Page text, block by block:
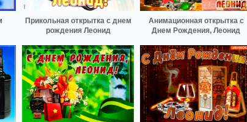
Прикольная открытка с днем
рождения Леонид
Анимационная открытка с
Днем Рождения, Леонид